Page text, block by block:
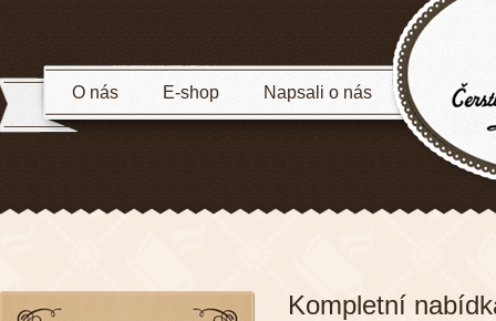
O nás E-shop Napsali o nás
Kompletní